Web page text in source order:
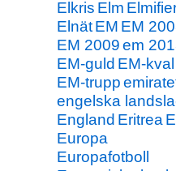
Elkris Elm
ElnätEM EM
EM 2009em
EM-guld EM-kval
EM-trupp
engelska
England Eritrea
Europa
Europafotboll